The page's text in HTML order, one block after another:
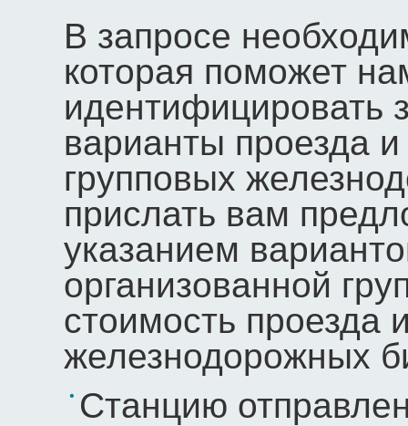
В запросе
которая поможет
идентифицировать
варианты проезда
групповых
прислать вам
указанием
организованной
стоимость проезда
железнодорожных
Станцию